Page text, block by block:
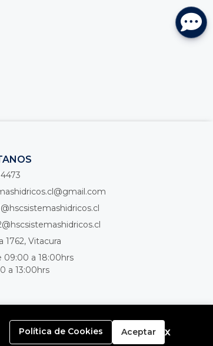
1762, Vitacura
09:00 a 18:00hrs
a 13:00hrs
Política de Cookies Aceptar x